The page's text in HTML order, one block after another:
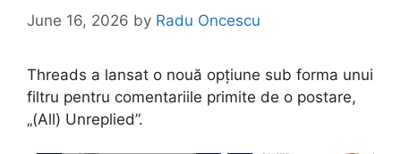
June 16, 2026 by Radu Oncescu
Threads a lansat o nouă opțiune sub forma unui
filtru pentru comentariile primite de o postare,
„(All) Unreplied”.